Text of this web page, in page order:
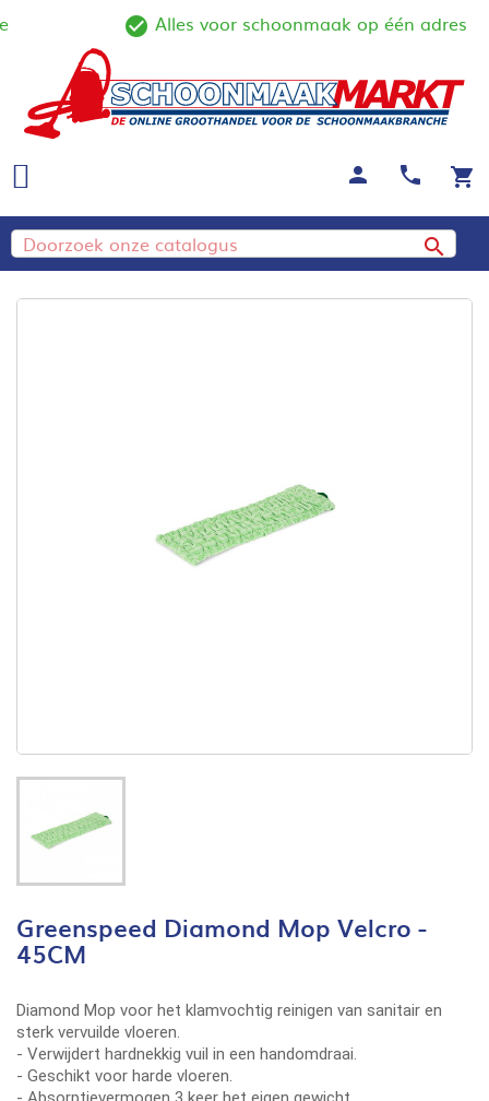
check_circle_outline
Alles voor schoonmaak op één adres
shopping_cart
call
person

Greenspeed Diamond Mop Velcro -
45CM
Diamond Mop voor het klamvochtig reinigen van sanitair en
sterk vervuilde vloeren.
- Verwijdert hardnekkig vuil in een handomdraai.
- Geschikt voor harde vloeren.